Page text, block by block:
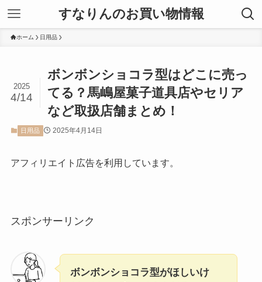
すなりんのお買い物情報
ホーム 日用品
ボンボンショコラ型はどこに売っ
てる？馬嶋屋菓子道具店やセリア
など取扱店舗まとめ！
2025
4/14
日用品 2025年4月14日
アフィリエイト広告を利用しています。
スポンサーリンク
ボンボンショコラ型がほしいけ